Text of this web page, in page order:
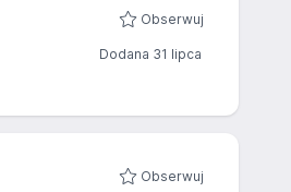
Obserwuj
Dodana 31 lipca
Obserwuj